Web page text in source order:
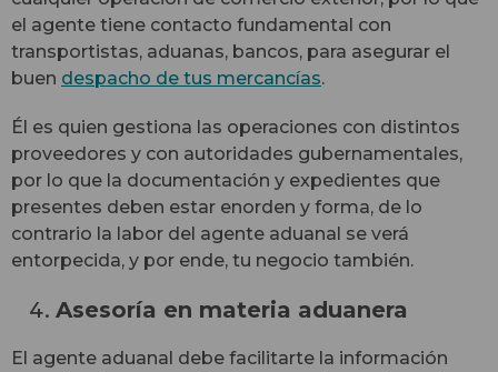
el agente tiene contacto fundamental con
transportistas, aduanas, bancos, para asegurar el
buen despacho de tus mercancías.
Él es quien gestiona las operaciones con distintos
proveedores y con autoridades gubernamentales,
por lo que la documentación y expedientes que
presentes deben estar enorden y forma, de lo
contrario la labor del agente aduanal se verá
entorpecida, y por ende, tu negocio también.
Asesoría en materia aduanera
El agente aduanal debe facilitarte la información